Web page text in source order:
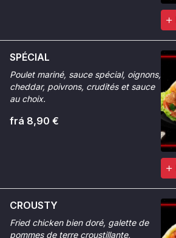
SPÉCIAL
Poulet mariné, sauce spécial, oignons,
cheddar, poivrons, crudités et sauce
au choix.
frá 8,90 €
CROUSTY
Fried chicken bien doré, galette de
pommes de terre croustillante,